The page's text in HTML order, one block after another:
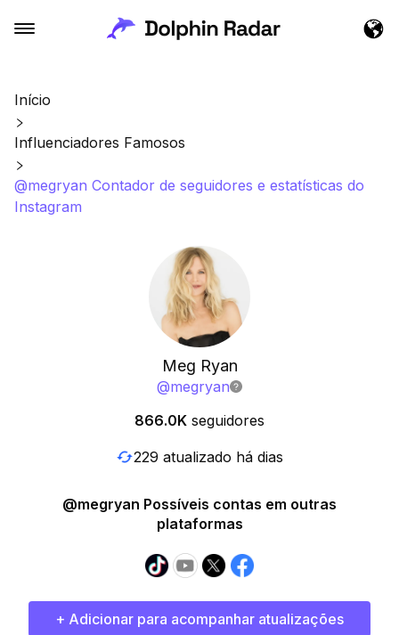
Início
Influenciadores Famosos
@megryan Contador de seguidores e estatísticas do
Instagram
Meg Ryan
@megryan
866.0K seguidores
229 atualizado há dias
@megryan Possíveis contas em outras
plataformas
+ Adicionar para acompanhar atualizações